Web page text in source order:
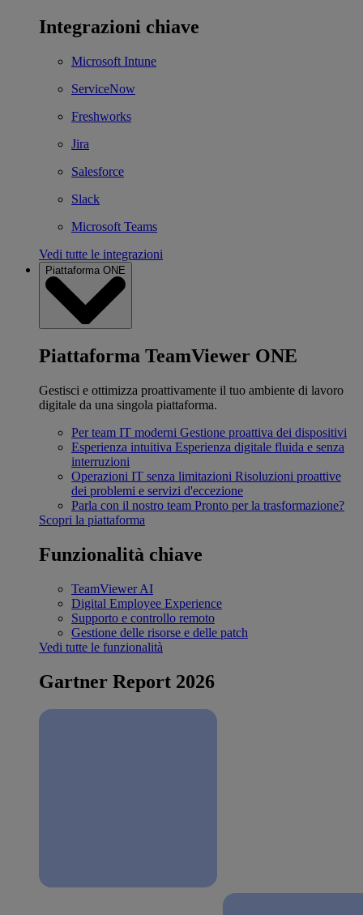
Integrazioni chiave
Microsoft Intune
ServiceNow
Freshworks
Jira
Salesforce
Slack
Microsoft Teams
Vedi tutte le integrazioni
Piattaforma ONE
Piattaforma TeamViewer ONE
Gestisci e ottimizza proattivamente il tuo ambiente di lavoro
digitale da una singola piattaforma.
Per team IT moderni Gestione proattiva dei dispositivi
Esperienza intuitiva Esperienza digitale fluida e senza
interruzioni
Operazioni IT senza limitazioni Risoluzioni proattive
dei problemi e servizi d'eccezione
Parla con il nostro team Pronto per la trasformazione?
Scopri la piattaforma
Funzionalità chiave
TeamViewer AI
Digital Employee Experience
Supporto e controllo remoto
Gestione delle risorse e delle patch
Vedi tutte le funzionalità
Gartner Report 2026